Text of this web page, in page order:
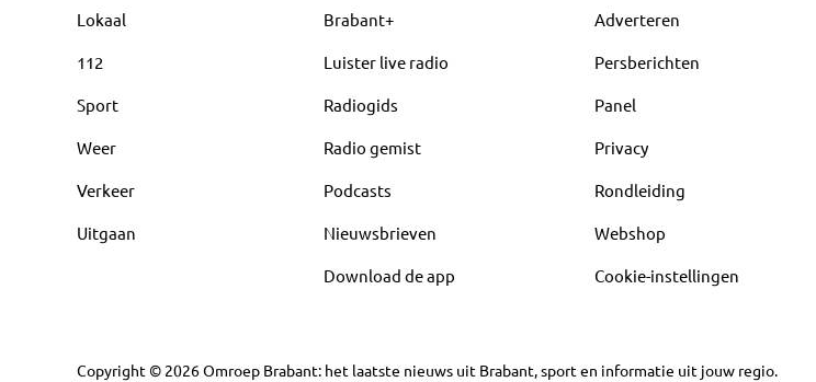
Lokaal
112
Sport
Weer
Verkeer
Uitgaan
Brabant+
Luister live radio
Radiogids
Radio gemist
Podcasts
Nieuwsbrieven
Download de app
Adverteren
Persberichten
Panel
Privacy
Rondleiding
Webshop
Cookie-instellingen
Copyright © 2026Omroep Brabant: het laatste nieuws uit Brabant, sport en informatie uit jouw regio.